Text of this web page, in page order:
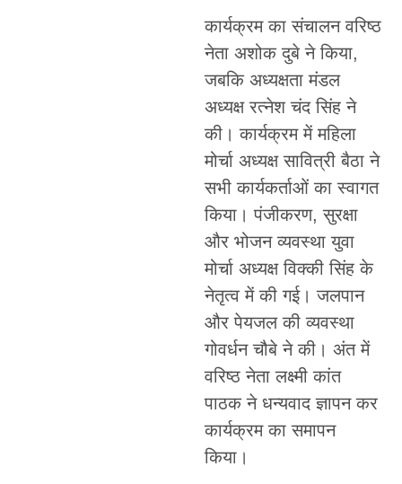
कार्यक्रम का संचालन वरिष्ठ
नेता अशोक दुबे ने किया,
जबकि अध्यक्षता मंडल
अध्यक्ष रत्नेश चंद सिंह ने
की। कार्यक्रम में महिला
मोर्चा अध्यक्ष सावित्री बैठा ने
सभी कार्यकर्ताओं का स्वागत
किया। पंजीकरण, सुरक्षा
और भोजन व्यवस्था युवा
मोर्चा अध्यक्ष विक्की सिंह के
नेतृत्व में की गई। जलपान
और पेयजल की व्यवस्था
गोवर्धन चौबे ने की। अंत में
वरिष्ठ नेता लक्ष्मी कांत
पाठक ने धन्यवाद ज्ञापन कर
कार्यक्रम का समापन
किया।